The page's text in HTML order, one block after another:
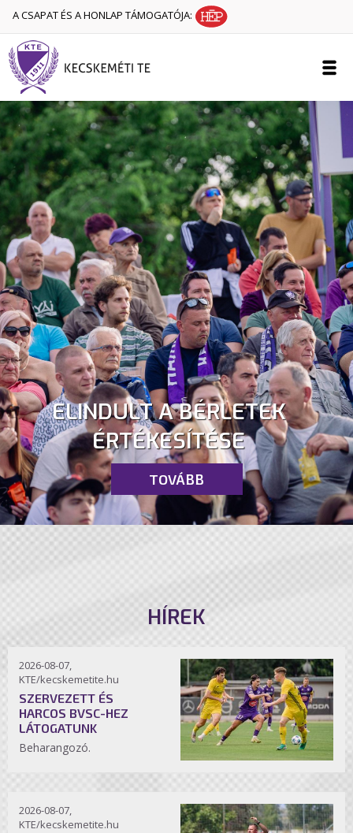
A CSAPAT ÉS A HONLAP TÁMOGATÓJA:
ELINDULT A BÉRLETEK
ÉRTÉKESÍTÉSE
TOVÁBB
HÍREK
2026-08-07,
KTE/kecskemetite.hu
SZERVEZETT ÉS
HARCOS BVSC-HEZ
LÁTOGATUNK
Beharangozó.
2026-08-07,
KTE/kecskemetite.hu